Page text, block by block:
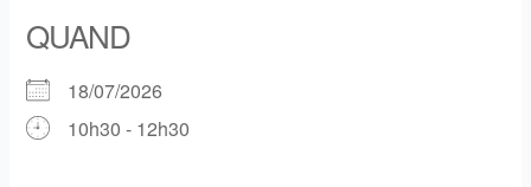
QUAND
18/07/2026
10h30 - 12h30